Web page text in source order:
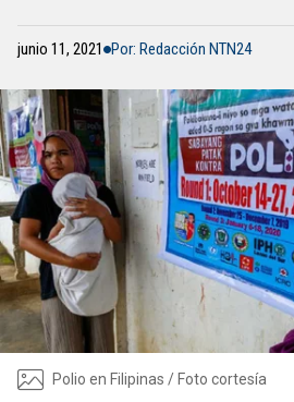
junio 11, 2021 Por: Redacción NTN24
Polio en Filipinas / Foto cortesía